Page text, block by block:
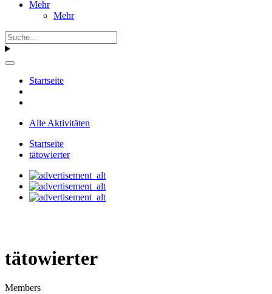
Mehr
Mehr
Startseite
Alle Aktivitäten
Startseite
tätowierter
tätowierter
Members